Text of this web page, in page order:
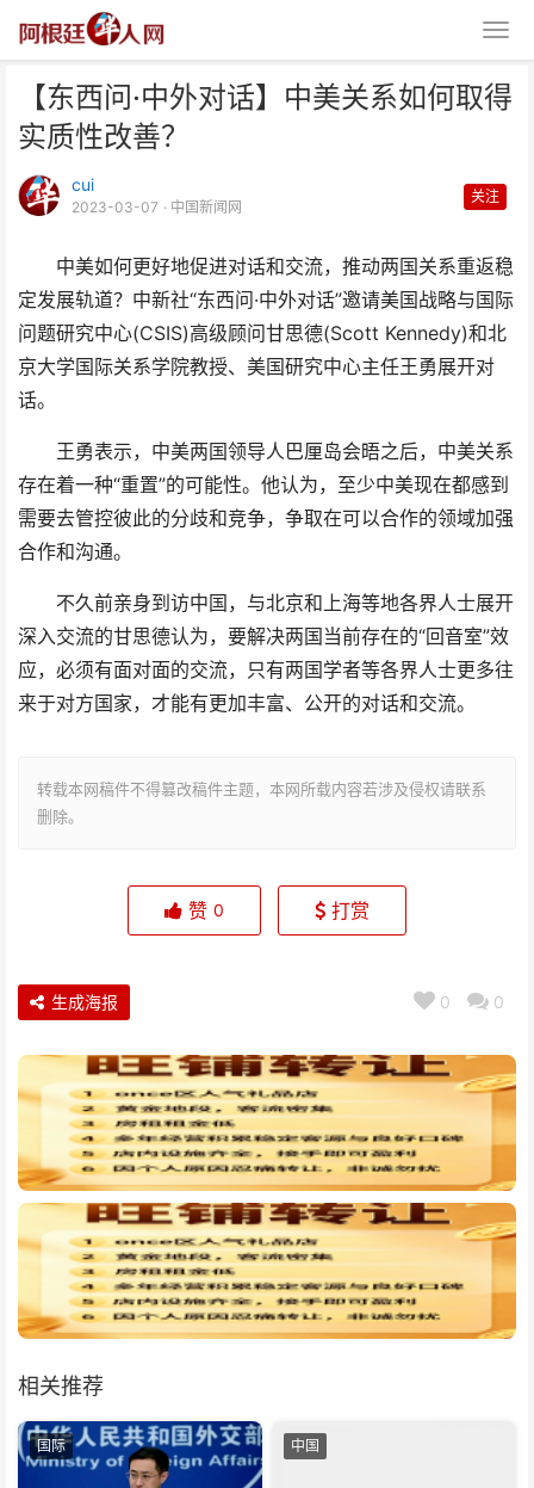
【东西问·中外对话】中美关系如何取得
实质性改善？
cui
2023-03-07 · 中国新闻网
关注
中美如何更好地促进对话和交流，推动两国关系重返稳
定发展轨道？中新社“东西问·中外对话”邀请美国战略与国际
问题研究中心(CSIS)高级顾问甘思德(Scott Kennedy)和北
京大学国际关系学院教授、美国研究中心主任王勇展开对
话。
王勇表示，中美两国领导人巴厘岛会晤之后，中美关系
存在着一种“重置”的可能性。他认为，至少中美现在都感到
需要去管控彼此的分歧和竞争，争取在可以合作的领域加强
合作和沟通。
不久前亲身到访中国，与北京和上海等地各界人士展开
深入交流的甘思德认为，要解决两国当前存在的“回音室”效
应，必须有面对面的交流，只有两国学者等各界人士更多往
来于对方国家，才能有更加丰富、公开的对话和交流。
转载本网稿件不得篡改稿件主题，本网所载内容若涉及侵权请联系
删除。
【东西问·中外对话】中美关系如
何取得实质性改善？
赞 0 打赏
0 0
生成海报
相关推荐
国际 中国